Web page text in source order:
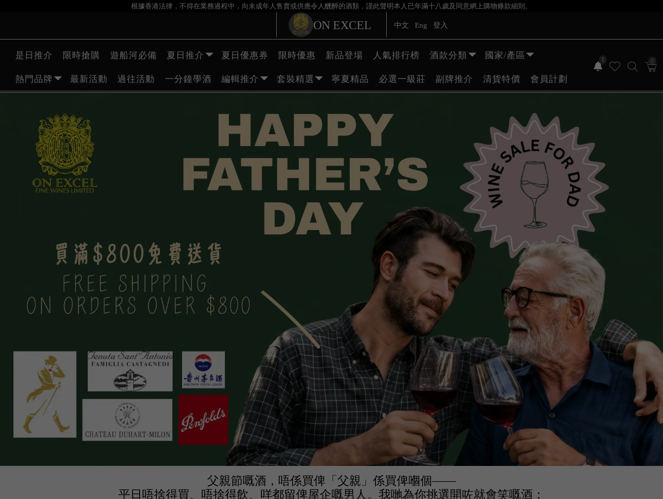
根據香港法律，不得在業務過程中，向未成年人售賣或供應令人醺醉的酒類，謹此聲明本人已年滿十八歲及同意網上購物條款細則。
ON EXCEL 中文 Eng 登入
1 0
是日推介 限時搶購 遊船河必備 夏日推介 夏日優惠券 限時優惠 新品登場 人氣排行榜 酒款分類 國家/產區
熱門品牌 最新活動 過往活動 一分鐘學酒 編輯推介 套裝精選 寧夏精品 必選一級莊 副牌推介 清貨特價 會員計劃
父親節嘅酒，唔係買俾「父親」係買俾嗰個——
平日唔捨得買、唔捨得飲、咩都留俾屋企嘅男人。我哋為你挑選開咗就會笑嘅酒：